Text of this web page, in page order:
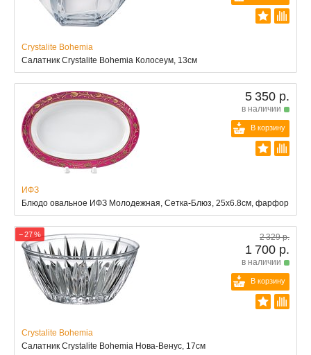
Crystalite Bohemia
Салатник Crystalite Bohemia Колосеум, 13см
5 350 р.
в наличии
В корзину
ИФЗ
Блюдо овальное ИФЗ Молодежная, Сетка-Блюз, 25х6.8см, фарфор
− 27 % 2 329 р.
1 700 р.
в наличии
В корзину
Crystalite Bohemia
Салатник Crystalite Bohemia Нова-Венус, 17см